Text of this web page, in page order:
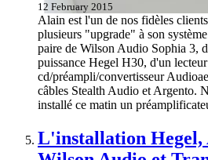
12 February 2015
Alain est l'un de nos fidèles
plusieurs "upgrade" à son
paire de Wilson Audio Sophia 3,
puissance Hegel H30, d'un
cd/préampli/convertisseur
câbles Stealth Audio et Argento.
installé ce matin un
L'installation Hegel,